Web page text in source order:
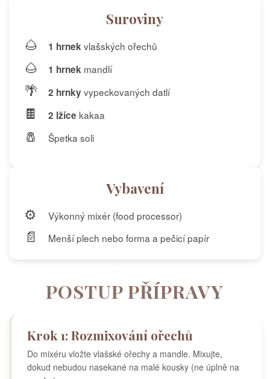
Suroviny
🌰 1 hrnekvlašských ořechů
🌰 1 hrnek mandlí
🌴 2 hrnky vypeckovaných datlí
🍫 2 lžíce kakaa
🧂 Špetka soli
Vybavení
⚙️ Výkonný mixér (food processor)
📄 Menší plech nebo forma a pečicí papír
POSTUP PŘÍPRAVY
Krok 1: Rozmixování ořechů
Do mixéru vložte vlašské ořechy a mandle. Mixujte,
dokud nebudou nasekané na malé kousky (ne úplně na